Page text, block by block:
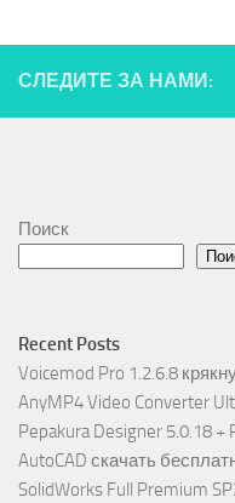
СЛЕДИТЕ ЗА НАМИ:
Поиск
Recent Posts
Voicemod Pro 1.2.6.8
AnyMP4 Video Converter
Pepakura Designer 5.0.18 +
AutoCAD скачать
SolidWorks Full Premium